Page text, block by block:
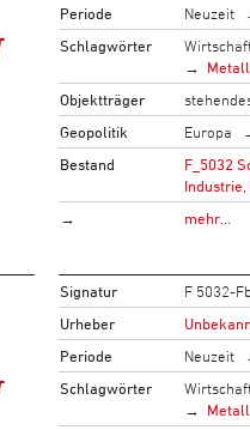
Periode
Neuzeit
Schlagwörter
Objektträger
Geopolitik
Europa
Bestand
F_5032
→
mehr…
Signatur
F 5032-
Urheber
Periode
Neuzeit
Schlagwörter